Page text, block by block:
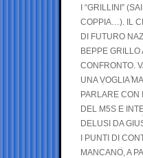
I “GRILLINI”
COPPIA…). IL
DI FUTURO
BEPPE GRILLO
CONFRONTO.
UNA VOGLIA
PARLARE CON
DEL M5S E
DELUSI DA
I PUNTI DI
MANCANO, A